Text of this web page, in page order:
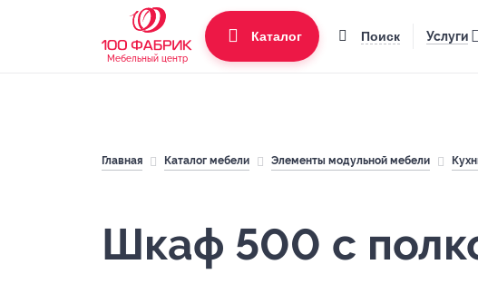
Мебельный центр
Каталог Поиск Услуги
Главная Каталог мебели Элементы модульной мебели
Шкаф 500 с